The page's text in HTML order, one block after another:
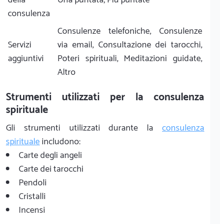
consulenza
Servizi
aggiuntivi
Consulenze telefoniche, Consulenze
via email, Consultazione dei tarocchi,
Poteri spirituali, Meditazioni guidate,
Altro
Strumenti utilizzati per la consulenza
spirituale
Gli strumenti utilizzati durante la consulenza
spiritualeincludono:
Carte degli angeli
Carte dei tarocchi
Pendoli
Cristalli
Incensi